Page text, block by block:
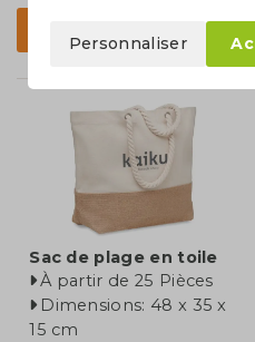
Sac de plage en toile
À partir de 25 Pièces
Dimensions: 48 x 35 x
15 cm
Personnaliser